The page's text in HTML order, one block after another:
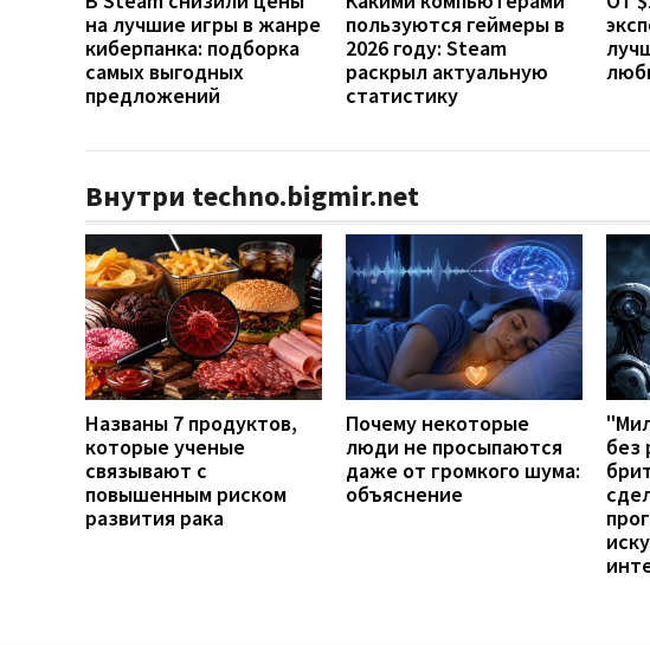
на лучшие игры в жанре
киберпанка: подборка
самых выгодных
предложений
пользуются геймеры в
2026 году: Steam
раскрыл актуальную
статистику
Внутри techno.bigmir.net
Названы 7 продуктов,
которые ученые
связывают с
повышенным риском
развития рака
Почему некоторые
люди не просыпаются
даже от громкого шума:
объяснение
без